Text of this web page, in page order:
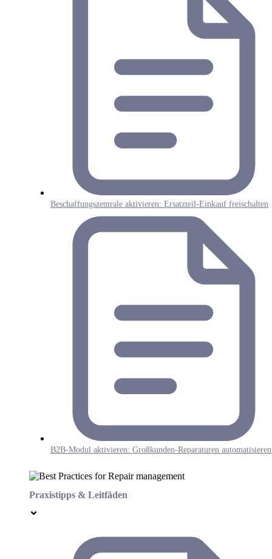
Beschaffungszentrale aktivieren: Ersatzteil-Einkauf freischalten
B2B-Modul aktivieren: Großkunden-Reparaturen automatisieren
Praxistipps & Leitfäden